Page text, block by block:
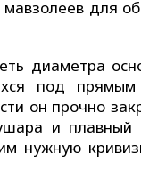
мавзолеев для
диаметра
под прямым
он прочно
и плавный
нужную